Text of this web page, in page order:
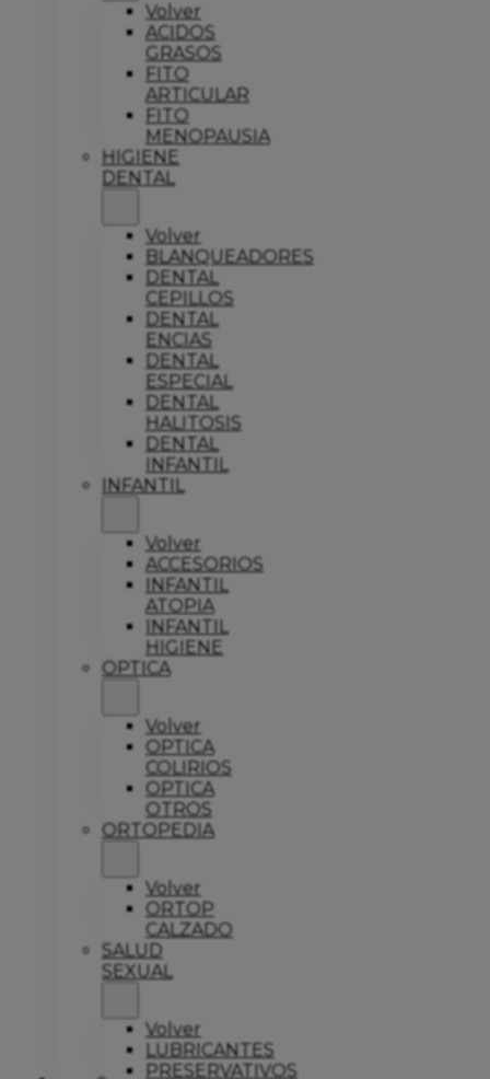
Volver
ACIDOS
GRASOS
FITO
ARTICULAR
FITO
MENOPAUSIA
HIGIENE
DENTAL
Volver
BLANQUEADORES
DENTAL
CEPILLOS
DENTAL
ENCIAS
DENTAL
ESPECIAL
DENTAL
HALITOSIS
DENTAL
INFANTIL
INFANTIL
Volver
ACCESORIOS
INFANTIL
ATOPIA
INFANTIL
HIGIENE
OPTICA
Volver
OPTICA
COLIRIOS
OPTICA
OTROS
ORTOPEDIA
Volver
ORTOP
CALZADO
SALUD
SEXUAL
Volver
LUBRICANTES
PRESERVATIVOS